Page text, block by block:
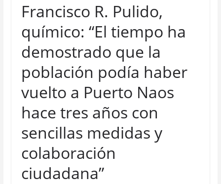
Francisco R. Pulido,
químico: “El tiempo ha
demostrado que la
población podía haber
vuelto a Puerto Naos
hace tres años con
sencillas medidas y
colaboración
ciudadana”